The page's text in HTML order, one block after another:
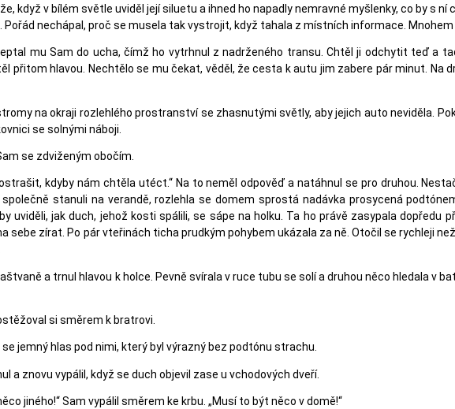
když v bílém světle uviděl její siluetu a ihned ho napadly nemravné myšlenky, co by s
Pořád nechápal, proč se musela tak vystrojit, když tahala z místních informace. Mnohem
mu Sam do ucha, čímž ho vytrhnul z nadrženého transu. Chtěl ji odchytit teď a
přitom hlavou. Nechtělo se mu čekat, věděl, že cesta k autu jim zabere pár minut. Na
na okraji rozlehlého prostranství se zhasnutými světly, aby jejich auto neviděla.
se solnými náboji.
se zdviženým obočím.
kdyby nám chtěla utéct.“ Na to neměl odpověď a natáhnul se pro druhou.
stanuli na verandě, rozlehla se domem sprostá nadávka prosycená
uviděli, jak duch, jehož kosti spálili, se sápe na holku. Ta ho právě zasypala dopředu
sebe zírat. Po pár vteřinách ticha prudkým pohybem ukázala za ně. Otočil se rychleji
a trnul hlavou k holce. Pevně svírala v ruce tubu se solí a druhou něco hledala v
si směrem k bratrovi.
se jemný hlas pod nimi, který byl výrazný bez podtónu strachu.
a znovu vypálil, když se duch objevil zase u vchodových dveří.
jiného!“ Sam vypálil směrem ke krbu. „Musí to být něco v domě!“